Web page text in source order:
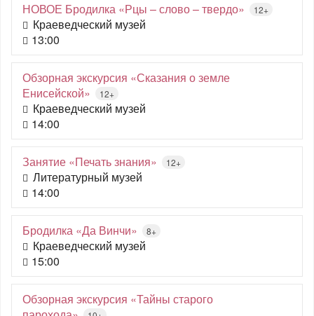
НОВОЕ Бродилка «Рцы – слово – твердо» 12+
Краеведческий музей
13:00
Обзорная экскурсия «Сказания о земле
Енисейской»
12+
Краеведческий музей
14:00
Занятие «Печать знания» 12+
Литературный музей
14:00
Бродилка «Да Винчи» 8+
Краеведческий музей
15:00
Обзорная экскурсия «Тайны старого